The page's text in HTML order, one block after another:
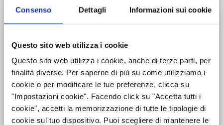
Consenso Dettagli Informazioni sui cookie
Questo sito web utilizza i cookie
Questo sito web utilizza i cookie, anche di terze parti, per
finalità diverse. Per saperne di più su come utilizziamo i
cookie o per modificare le tue preferenze, clicca su
"Impostazioni cookie". Facendo click su "Accetta tutti i
cookie", accetti la memorizzazione di tutte le tipologie di
cookie sul tuo dispositivo. Puoi scegliere di mantenere le
2026 I Signori Soci sono convocati in Assemblea
Ordinaria e Straordinaria presso il Baglioni Hotel
LEGGI